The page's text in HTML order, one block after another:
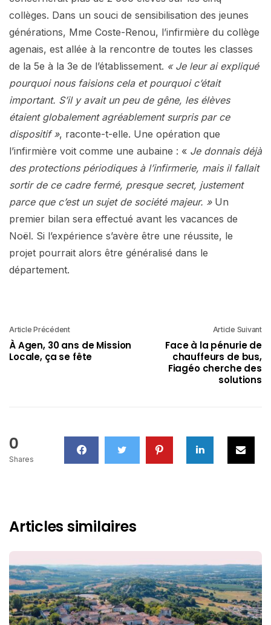
collèges. Dans un souci de sensibilisation des jeunes
générations, Mme Coste-Renou, l’infirmière du collège
agenais, est allée à la rencontre de toutes les classes
de la 5e à la 3e de l’établissement. « Je leur ai expliqué
pourquoi nous faisions cela et pourquoi c’était
important. S’il y avait un peu de gêne, les élèves
étaient globalement agréablement surpris par ce
dispositif », raconte-t-elle. Une opération que
l’infirmière voit comme une aubaine : « Je donnais déjà
des protections périodiques à l’infirmerie, mais il fallait
sortir de ce cadre fermé, presque secret, justement
parce que c’est un sujet de société majeur. »Un
premier bilan sera effectué avant les vacances de
Noël. Si l’expérience s’avère être une réussite, le
projet pourrait alors être généralisé dans le
département.
Article Précédent
À Agen, 30 ans de Mission
Locale, ça se fête
Article Suivant
Face à la pénurie de
chauffeurs de bus,
Fiagéo cherche des
solutions
0
Shares
Articles similaires